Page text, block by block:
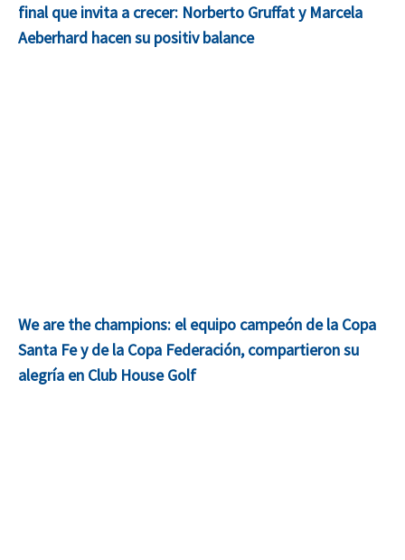
final que invita a crecer: Norberto Gruffat y Marcela
Aeberhard hacen su positiv balance
We are the champions: el equipo campeón de la Copa
Santa Fe y de la Copa Federación, compartieron su
alegría en Club House Golf